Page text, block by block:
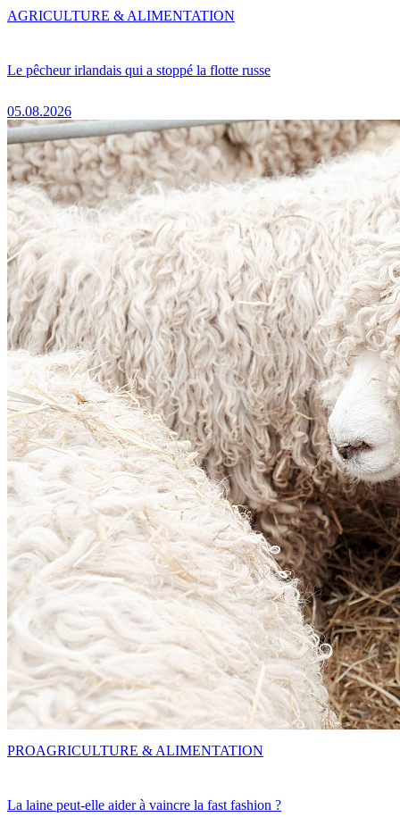
Le pêcheur irlandais qui a stoppé la flotte russe
05.08.2026
AGRICULTURE & ALIMENTATION
La laine peut-elle aider à vaincre la fast fashion ?
PROAGRICULTURE & ALIMENTATION